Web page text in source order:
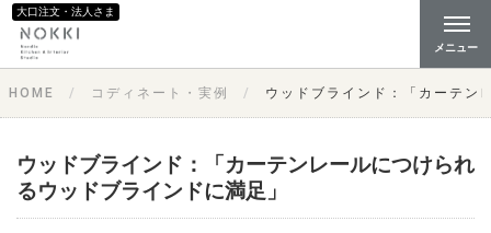
大口注文・法人さま
メニュー
HOME コディネート・実例 ウッドブラインド：「カーテン
ウッドブラインド：「カーテンレールにつけられ
るウッドブラインドに満足」